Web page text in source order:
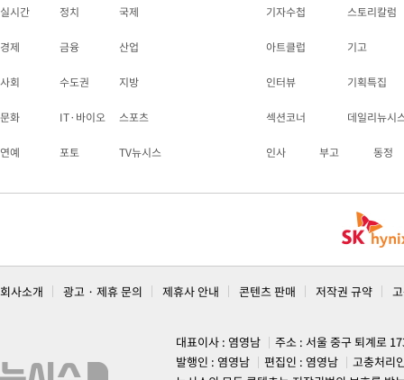
실시간 정치 국제
경제 금융 산업
사회 수도권 지방
문화 IT·바이오 스포츠
연예 포토 TV뉴시스
기자수첩 스토리칼럼
아트클럽 기고
인터뷰 기획특집
섹션코너 데일리뉴시
인사 부고 동정
회사소개 광고 · 제휴 문의 제휴사 안내 콘텐츠 판매 저작권 규약
대표이사 : 염영남
주소 : 서울 중구 퇴계로
발행인 : 염영남
편집인 : 염영남
고충처리